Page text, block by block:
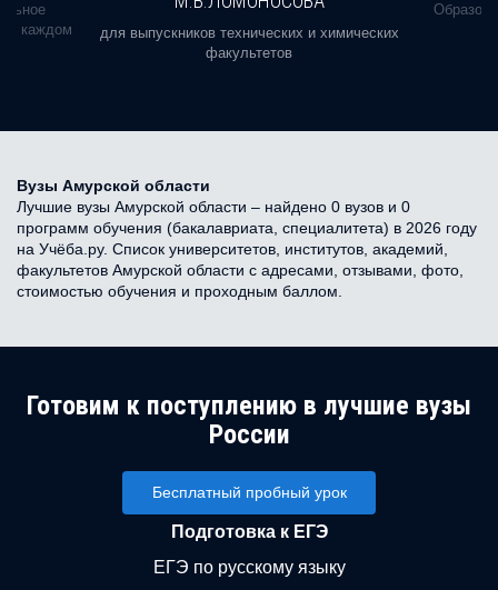
в каждом
для выпускников технических и химических
факультетов
Вузы Амурской области
Лучшие вузы Амурской области – найдено 0 вузов и 0
программ обучения (бакалавриата, специалитета) в 2026 году
на Учёба.ру. Список университетов, институтов, академий,
факультетов Амурской области с адресами, отзывами, фото,
стоимостью обучения и проходным баллом.
Готовим к поступлению в лучшие вузы
России
Бесплатный пробный урок
Подготовка к ЕГЭ
ЕГЭ по русскому языку